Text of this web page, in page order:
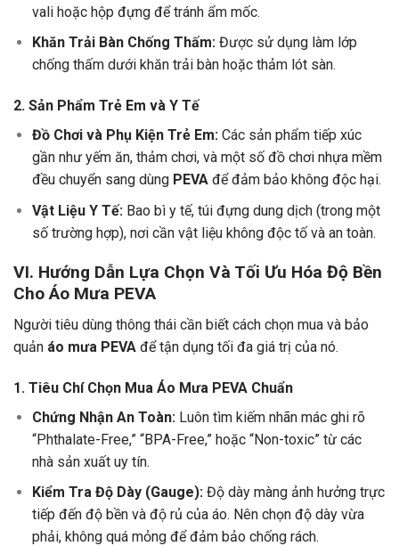
vali hoặc hộp đựng để tránh ẩm mốc.
Khăn Trải Bàn Chống Thấm:Được sử dụng làm lớp
chống thấm dưới khăn trải bàn hoặc thảm lót sàn.
2. Sản Phẩm Trẻ Em và Y Tế
Đồ Chơi và Phụ Kiện Trẻ Em:Các sản phẩm tiếp xúc
gần như yếm ăn, thảm chơi, và một số đồ chơi nhựa mềm
đều chuyển sang dùng PEVAđể đảm bảo không độc hại.
Vật Liệu Y Tế:Bao bì y tế, túi đựng dung dịch (trong một
số trường hợp), nơi cần vật liệu không độc tố và an toàn.
VI. Hướng Dẫn Lựa Chọn Và Tối Ưu Hóa Độ Bền
Cho Áo Mưa PEVA
Người tiêu dùng thông thái cần biết cách chọn mua và bảo
quản áo mưa PEVA để tận dụng tối đa giá trị của nó.
1. Tiêu Chí Chọn Mua Áo Mưa PEVA Chuẩn
Chứng Nhận An Toàn:Luôn tìm kiếm nhãn mác ghi rõ
“Phthalate-Free,” “BPA-Free,” hoặc “Non-toxic” từ các
nhà sản xuất uy tín.
Kiểm Tra Độ Dày (Gauge):Độ dày màng ảnh hưởng trực
tiếp đến độ bền và độ rủ của áo. Nên chọn độ dày vừa
phải, không quá mỏng để đảm bảo chống rách.